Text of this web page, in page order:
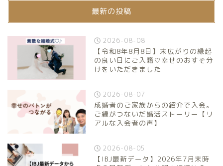
最新の投稿
2026-08-08
【令和8年8月8日】末広がりの縁起
の良い日にご入籍♡幸せのおすそ分
けをいただきました
2026-08-07
成婚者のご家族からの紹介で入会。
ご縁がつないだ婚活ストーリー【リ
アルな入会者の声】
2026-08-05
【IBJ最新データ】2026年7月末時